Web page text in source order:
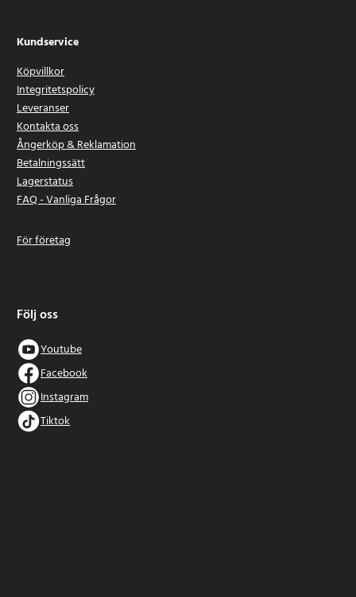
Kundservice
Köpvillkor
Integritetspolicy
Leveranser
Kontakta oss
Ångerköp & Reklamation
Betalningssätt
Lagerstatus
FAQ - Vanliga Frågor
För företag
Följ oss
Youtube
Facebook
Instagram
Tiktok